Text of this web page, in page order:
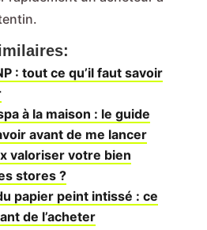
: tout ce qu’il faut savoir
à la maison : le guide
avant de me lancer
valoriser votre bien
stores ?
papier peint intissé : ce
de l’acheter